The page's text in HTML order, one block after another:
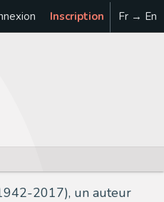
Inscription Fr → En
2017), un auteur